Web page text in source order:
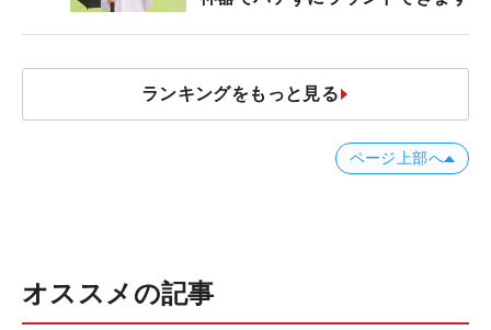
ランキングをもっと見る
ページ上部へ
オススメの記事